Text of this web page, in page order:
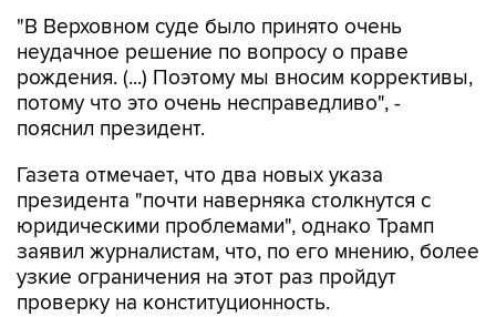
"В Верховном суде было принято очень
неудачное решение по вопросу о праве
рождения. (...) Поэтому мы вносим коррективы,
потому что это очень несправедливо", -
пояснил президент.
Газета отмечает, что два новых указа
президента "почти наверняка столкнутся с
юридическими проблемами", однако Трамп
заявил журналистам, что, по его мнению, более
узкие ограничения на этот раз пройдут
проверку на конституционность.